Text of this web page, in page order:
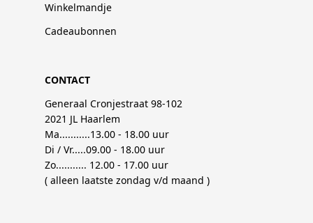
Winkelmandje
Cadeaubonnen
CONTACT
Generaal Cronjestraat 98-102
2021 JL Haarlem
Ma...........13.00 - 18.00 uur
Di / Vr.....09.00 - 18.00 uur
Zo........... 12.00 - 17.00 uur
( alleen laatste zondag v/d maand )